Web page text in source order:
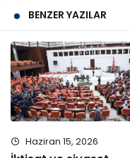
BENZER YAZILAR
Haziran 15, 2026